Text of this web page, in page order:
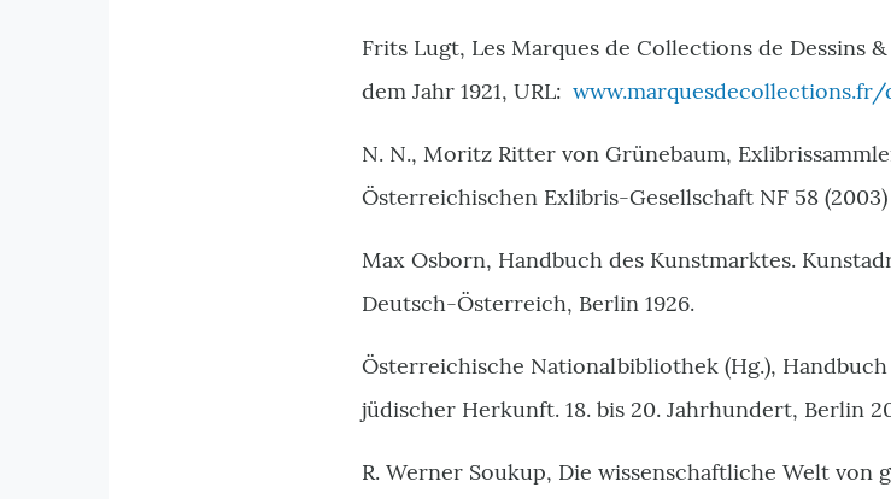
Frits Lugt, Les Marques de Collections de Dessins
dem Jahr 1921, URL:
N. N., Moritz Ritter von Grünebaum,
Österreichischen Exlibris-Gesellschaft NF 58 (2003)
Max Osborn, Handbuch des Kunstmarktes.
Deutsch-Österreich, Berlin 1926.
Österreichische Nationalbibliothek (Hg.),
jüdischer Herkunft. 18. bis 20. Jahrhundert, Berlin
R. Werner Soukup, Die wissenschaftliche Welt von